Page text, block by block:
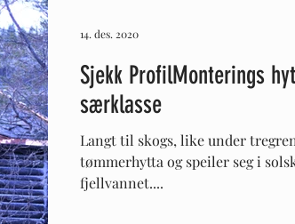
Sjekk ProfilMonterings
særklasse
Langt til skogs, like under
tømmerhytta og speiler seg i
fjellvannet....
14. des. 2020